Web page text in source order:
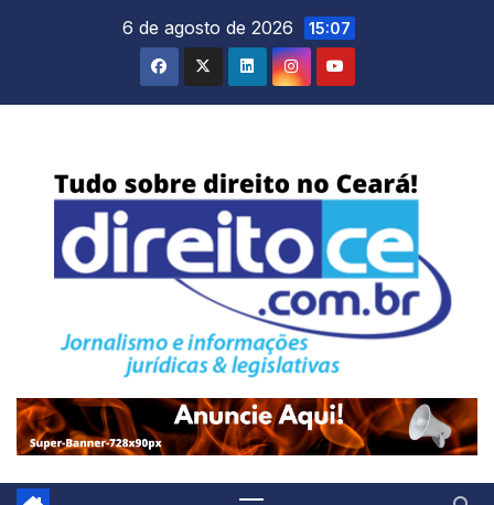
6 de agosto de 2026 15:07